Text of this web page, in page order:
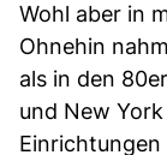
Wohl aber in
Ohnehin
als in den
und New